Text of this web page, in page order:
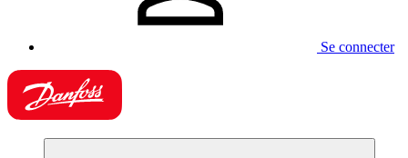
Se connecter